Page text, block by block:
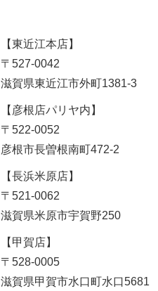
【東近江本店】
〒527-0042
滋賀県東近江市外町1381-3
【彦根店パリヤ内】
〒522-0052
彦根市長曽根南町472-2
【長浜米原店】
〒521-0062
滋賀県米原市宇賀野250
【甲賀店】
〒528-0005
滋賀県甲賀市水口町水口5681